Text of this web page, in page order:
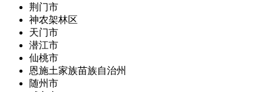
荆门市
神农架林区
天门市
潜江市
仙桃市
恩施土家族苗族自治州
随州市